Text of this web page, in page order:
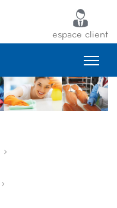
espace client